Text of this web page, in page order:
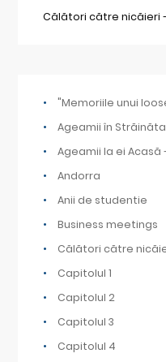
Călători către nicăieri
"Memoriile unui
Ageamii în
Ageamii la ei Acasă
Andorra
Anii de studentie
Business meetings
Călători către
Capitolul 1
Capitolul 2
Capitolul 3
Capitolul 4